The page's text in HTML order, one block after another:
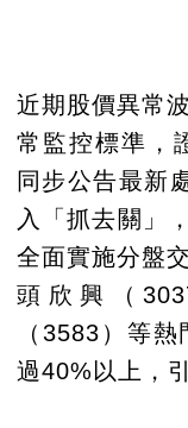
近期股價異常
常監控標準，
同步公告最新
入「抓去關」
全面實施分盤
頭欣興（
（3583）等
過40%以上，